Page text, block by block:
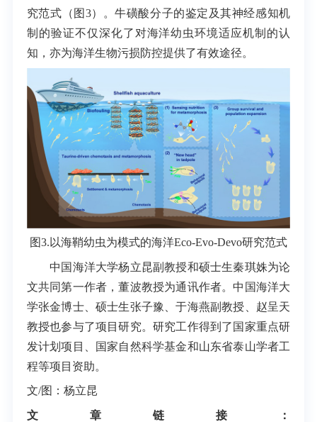
究范式（图3）。牛磺酸分子的鉴定及其神经感知机
制的验证不仅深化了对海洋幼虫环境适应机制的认
知，亦为海洋生物污损防控提供了有效途径。
图3.以海鞘幼虫为模式的海洋Eco-Evo-Devo研究范式
中国海洋大学杨立昆副教授和硕士生秦琪姝为论
文共同第一作者，董波教授为通讯作者。中国海洋大
学张金博士、硕士生张子豫、于海燕副教授、赵呈天
教授也参与了项目研究。研究工作得到了国家重点研
发计划项目、国家自然科学基金和山东省泰山学者工
程等项目资助。
文/图：杨立昆
文章链接：